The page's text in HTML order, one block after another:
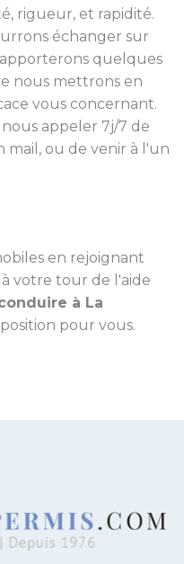
rigueur, et rapidité.
échanger sur
quelques
nous mettrons en
vous concernant.
appeler 7j/7 de
mail, ou de venir à l'un
en rejoignant
votre tour de l'aide
à La
pour vous.